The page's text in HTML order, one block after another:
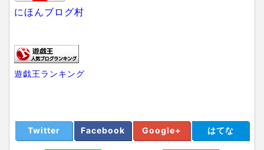
にほんブログ村
遊戯王ランキング
Twitter Facebook Google+ はてな